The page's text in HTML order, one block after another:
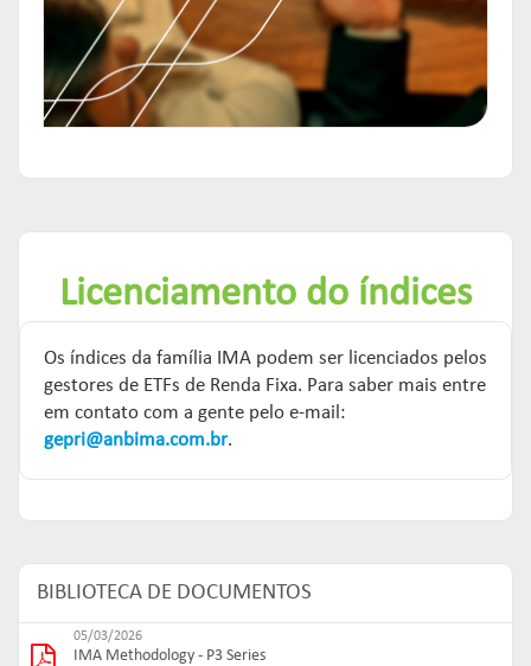
Licenciamento do índices
Os índices da família IMA podem ser licenciados pelos
gestores de ETFs de Renda Fixa. Para saber mais entre
em contato com a gente pelo e-mail:
gepri@anbima.com.br.
BIBLIOTECA DE DOCUMENTOS
05/03/2026
IMA Methodology - P3 Series